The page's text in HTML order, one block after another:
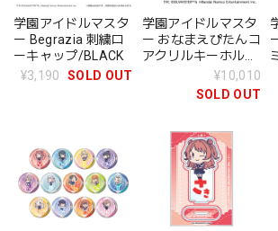
学園アイドルマスタ
ー Begrazia 刺繍ロ
ーキャップ/BLACK
¥3,190
SOLD OUT
学園アイドルマスタ
ー おなまえぴたんコ
アクリルキーホルダ
ー BOX 全13種¥10,010
SOLD OUT